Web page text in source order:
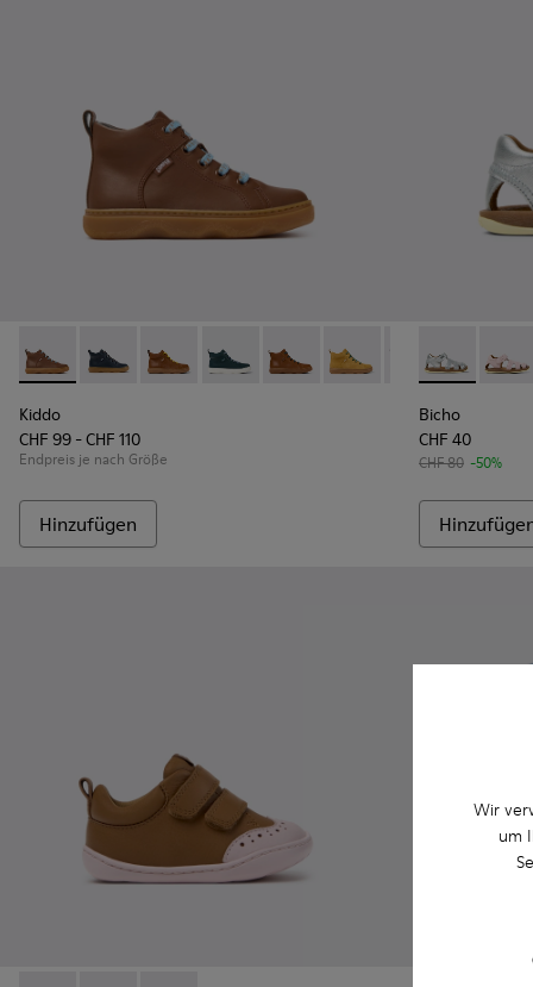
Wir
um
Kiddo - K900189-028 - Braune Lederstiefeletten für Kinder.
Kiddo - K900189-026 - Blaue Lederstiefeletten für
Kiddo - K900189-025
Kiddo - K900189-021
Kiddo - K900189-020
Kiddo - K900189-018
Kiddo -Kiddo -
Kiddo
CHF 99 - CHF 110
Endpreis je nach Größe
Hinzufügen
Bicho -
Bicho
CHF 40
CHF 80 -50%